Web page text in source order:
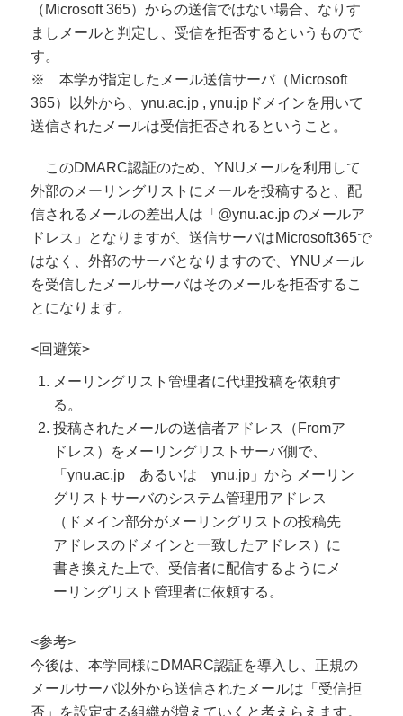
（Microsoft 365）からの送信ではない場合、なりす
ましメールと判定し、受信を拒否するというもので
す。
※ 本学が指定したメール送信サーバ（Microsoft
365）以外から、ynu.ac.jp , ynu.jpドメインを用いて
送信されたメールは受信拒否されるということ。
このDMARC認証のため、YNUメールを利用して
外部のメーリングリストにメールを投稿すると、配
信されるメールの差出人は「@ynu.ac.jp のメールア
ドレス」となりますが、送信サーバはMicrosoft365で
はなく、外部のサーバとなりますので、YNUメール
を受信したメールサーバはそのメールを拒否するこ
とになります。
<回避策>
メーリングリスト管理者に代理投稿を依頼す
る。
投稿されたメールの送信者アドレス（Fromア
ドレス）をメーリングリストサーバ側で、
「ynu.ac.jp あるいは ynu.jp」から メーリン
グリストサーバのシステム管理用アドレス
（ドメイン部分がメーリングリストの投稿先
アドレスのドメインと一致したアドレス）に
書き換えた上で、受信者に配信するようにメ
ーリングリスト管理者に依頼する。
<参考>
今後は、本学同様にDMARC認証を導入し、正規の
メールサーバ以外から送信されたメールは「受信拒
否」を設定する組織が増えていくと考えらえます。